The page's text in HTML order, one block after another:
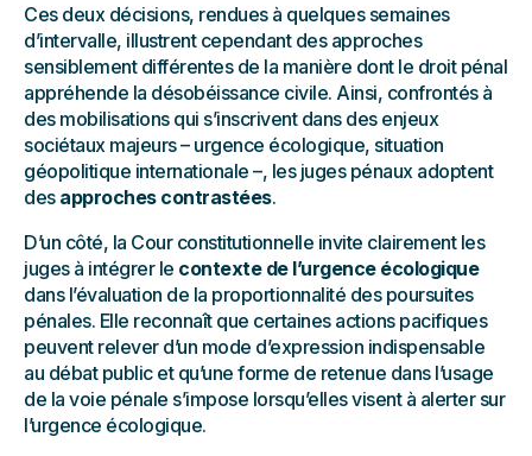
Ces deux décisions, rendues à quelques semaines
d’intervalle, illustrent cependant des approches
sensiblement différentes de la manière dont le droit pénal
appréhende la désobéissance civile. Ainsi, confrontés à
des mobilisations qui s’inscrivent dans des enjeux
sociétaux majeurs – urgence écologique, situation
géopolitique internationale –, les juges pénaux adoptent
des approches contrastées.
D’un côté, la Cour constitutionnelle invite clairement les
juges à intégrer le contexte de l’urgence écologique
dans l’évaluation de la proportionnalité des poursuites
pénales. Elle reconnaît que certaines actions pacifiques
peuvent relever d’un mode d’expression indispensable
au débat public et qu’une forme de retenue dans l’usage
de la voie pénale s’impose lorsqu’elles visent à alerter sur
l’urgence écologique.